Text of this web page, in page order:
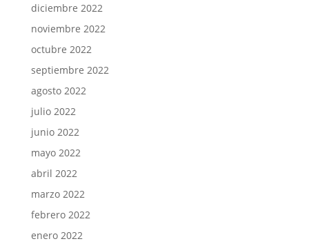
diciembre 2022
noviembre 2022
octubre 2022
septiembre 2022
agosto 2022
julio 2022
junio 2022
mayo 2022
abril 2022
marzo 2022
febrero 2022
enero 2022